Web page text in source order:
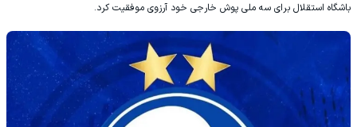
باشگاه استقلال برای سه ملی پوش خارجی خود آرزوی موفقیت کرد.